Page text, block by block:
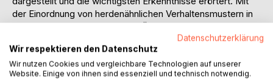
der Einordnung von herdenähnlichen Verhaltensmustern in
die Behavioral Finance soll der Übergang zum Hauptteil der
Nach einer Abgrenzung des rationalen Herdenverhaltens
werden im dritten Abschnitt verschiedene Theorien erklärt,
Datenschutzerklärung
Wir respektieren den Datenschutz
Wir nutzen Cookies und vergleichbare Technologien auf unserer
Website. Einige von ihnen sind essenziell und technisch notwendig.